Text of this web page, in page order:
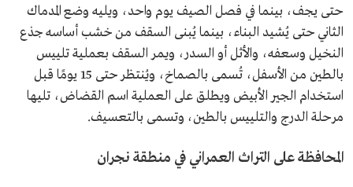
حتى يجف، بينما في فصل الصيف يوم واحد، ويليه وضع المدماك
الثاني حتى يُشيد البناء، بينما يُبنى السقف من خشب أساسه جذع
النخيل وسعفه، والأثل أو السدر، ويمر السقف بعملية تلييس
بالطين من الأسفل، تُسمى بالصماخ، ويُنتظر حتى 15 يومًا قبل
استخدام الجير الأبيض ويطلق على العملية اسم القضاض، تليها
مرحلة الدرج والتلييس بالطين، وتسمى بالتعسيف.
المحافظة على التراث العمراني في منطقة نجران